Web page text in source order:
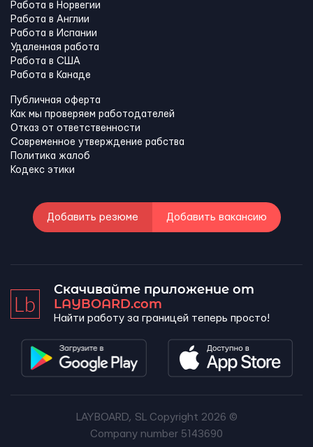
Работа в Норвегии
Работа в Англии
Работа в Испании
Удаленная работа
Работа в США
Работа в Канадe
Публичная оферта
Как мы проверяем работодателей
Отказ от ответственности
Современное утверждение рабства
Политика жалоб
Кодекс этики
Добавить резюме Добавить вакансию
Скачивайте приложение от
LAYBOARD.com
Найти работу за границей теперь просто!
LAYBOARD, SL Copyright 2026 ©
Company number 5143690